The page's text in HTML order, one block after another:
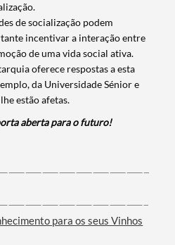
de socialização podem
incentivar a interação entre
de uma vida social ativa.
oferece respostas a esta
da Universidade Sénior e
estão afetas.
aberta para o futuro!
para os seus Vinhos